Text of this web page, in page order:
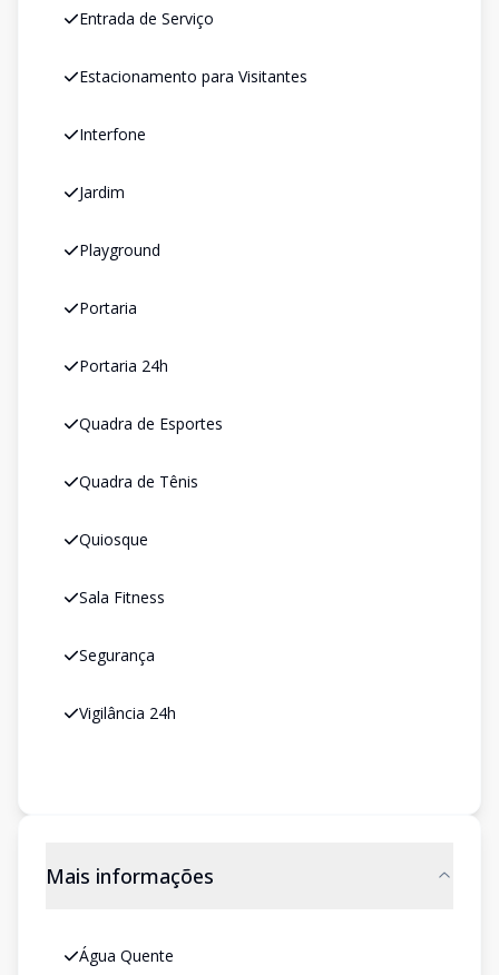
Entrada de Serviço
Estacionamento para Visitantes
Interfone
Jardim
Playground
Portaria
Portaria 24h
Quadra de Esportes
Quadra de Tênis
Quiosque
Sala Fitness
Segurança
Vigilância 24h
Mais informações
Água Quente